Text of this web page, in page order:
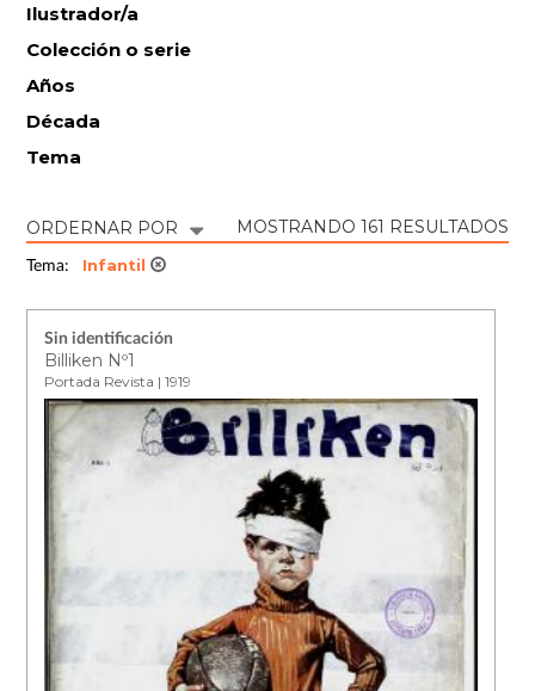
Ilustrador/a
Colección o serie
Años
Década
Tema
ORDERNAR POR MOSTRANDO 161 RESULTADOS
Tema: Infantil
Sin identificación
Billiken Nº1
Portada Revista | 1919